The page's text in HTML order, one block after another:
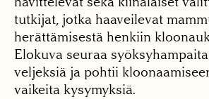
tutkijat, jotka haaveilevat
herättämisestä henkiin
Elokuva seuraa
veljeksiä ja pohtii
vaikeita kysymyksiä.